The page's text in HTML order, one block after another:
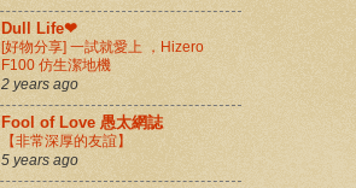
Dull Life❤
[好物分享] 一試就愛上 ，Hizero
F100 仿生潔地機
2 years ago
Fool of Love 愚太網誌
【非常深厚的友誼】
5 years ago